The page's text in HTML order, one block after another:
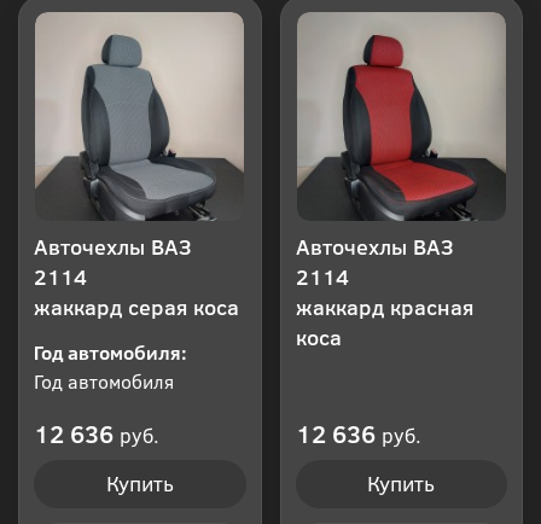
Авточехлы ВАЗ
2114
жаккард серая коса
Год автомобиля:
Год автомобиля
12 636 руб.
Купить
Авточехлы ВАЗ
2114
жаккард красная
коса
12 636 руб.
Купить